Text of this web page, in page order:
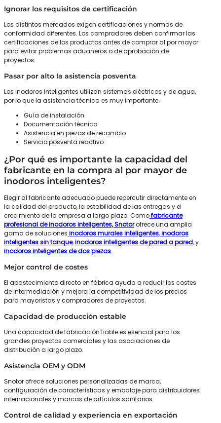
Ignorar los requisitos de certificación
Los distintos mercados exigen certificaciones y normas de
conformidad diferentes. Los compradores deben confirmar las
certificaciones de los productos antes de comprar al por mayor
para evitar problemas aduaneros o de aprobación de
proyectos.
Pasar por alto la asistencia posventa
Los inodoros inteligentes utilizan sistemas eléctricos y de agua,
por lo que la asistencia técnica es muy importante.
Guía de instalación
Documentación técnica
Asistencia en piezas de recambio
Servicio posventa reactivo
¿Por qué es importante la capacidad del
fabricante en la compra al por mayor de
inodoros inteligentes?
Elegir al fabricante adecuado puede repercutir directamente en
la calidad del producto, la estabilidad de las entregas y el
crecimiento de la empresa a largo plazo. Comofabricante
profesional de inodoros inteligentes, Snotorofrece una amplia
gama de soluciones inodoros murales inteligentes,inodoros
inteligentes sin tanque,inodoros inteligentes de pared a pared, y
inodoros inteligentes de dos piezas.
Mejor control de costes
El abastecimiento directo en fábrica ayuda a reducir los costes
de intermediación y mejora la competitividad de los precios
para mayoristas y compradores de proyectos.
Capacidad de producción estable
Una capacidad de fabricación fiable es esencial para los
grandes proyectos comerciales y las asociaciones de
distribución a largo plazo.
Asistencia OEM y ODM
Snotor ofrece soluciones personalizadas de marca,
configuración de características y embalaje para distribuidores
internacionales y marcas de artículos sanitarios.
Control de calidad y experiencia en exportación